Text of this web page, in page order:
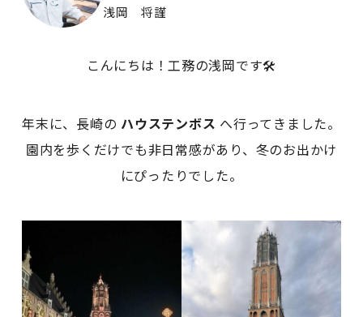
浅岡 将謹
こんにちは！工務の浅岡です🛠️
年末に、長崎の ハウステンボス へ行ってきました。
園内を歩くだけでも非日常感があり、冬のお出かけ
にぴったりでした。